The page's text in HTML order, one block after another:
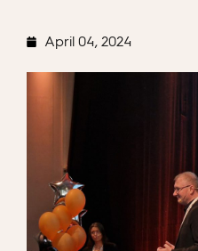
April 04, 2024